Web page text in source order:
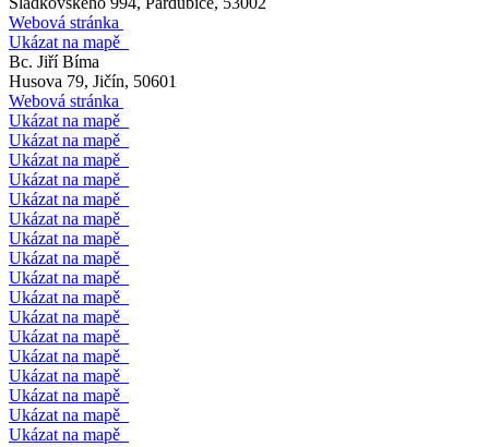
Webová stránka
Ukázat na mapě
Bc. Jiří Bíma
Husova 79, Jičín, 50601
Webová stránka
Ukázat na mapě
Ukázat na mapě
Ukázat na mapě
Ukázat na mapě
Ukázat na mapě
Ukázat na mapě
Ukázat na mapě
Ukázat na mapě
Ukázat na mapě
Ukázat na mapě
Ukázat na mapě
Ukázat na mapě
Ukázat na mapě
Ukázat na mapě
Ukázat na mapě
Ukázat na mapě
Ukázat na mapě